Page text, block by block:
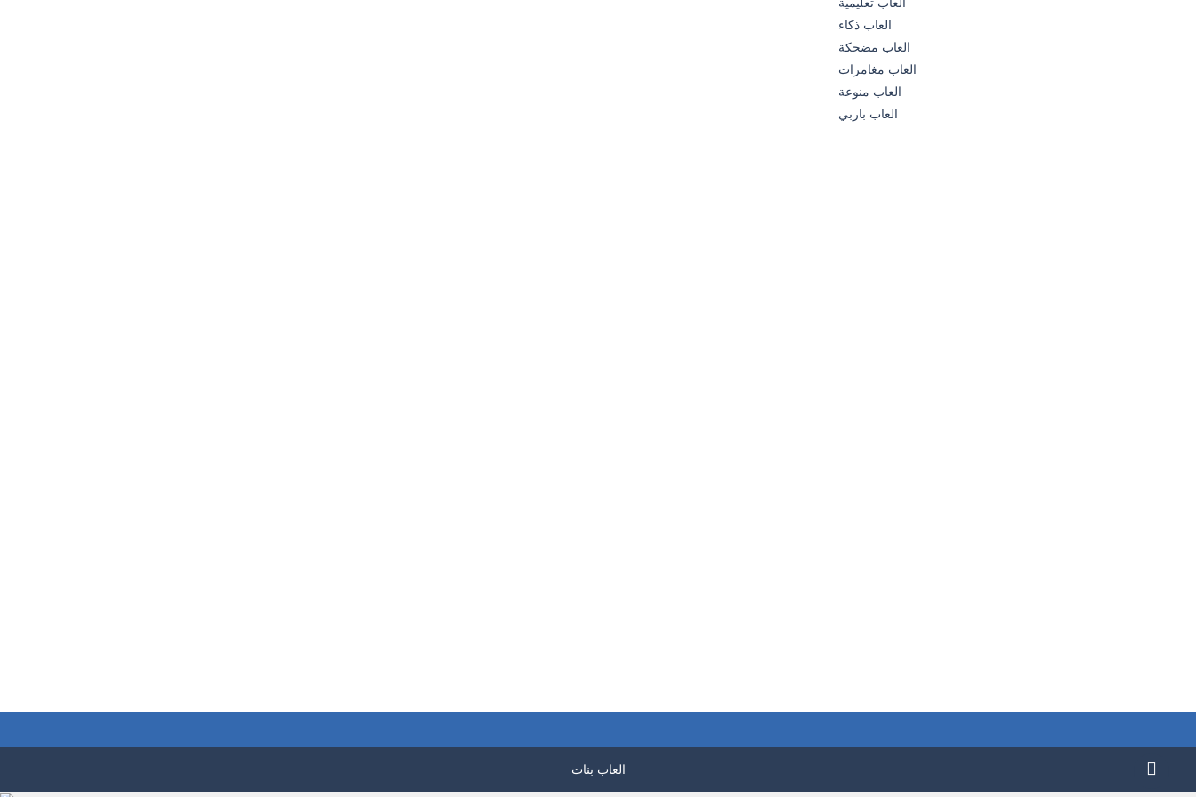
العاب ذكاء
العاب مضحكة
العاب مغامرات
العاب منوعة
العاب باربي
العاب بنات